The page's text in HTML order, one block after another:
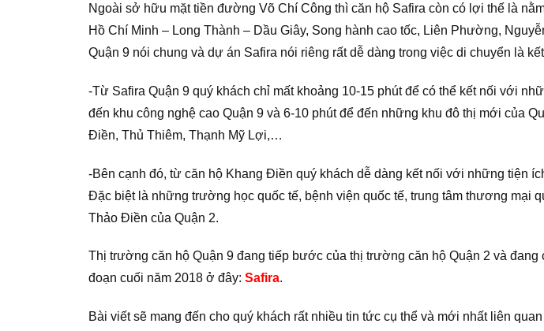
Ngoài sở hữu mặt tiền đường Võ Chí Công thì căn hộ Safira còn có lợi thế là
Hồ Chí Minh – Long Thành – Dầu Giây, Song hành cao tốc, Liên Phường,
Quận 9 nói chung và dự án Safira nói riêng rất dễ dàng trong việc di chuyển là
-Từ Safira Quận 9 quý khách chỉ mất khoảng 10-15 phút để có thể kết nối với
đến khu công nghệ cao Quận 9 và 6-10 phút để đến những khu đô thị mới của
Điền, Thủ Thiêm, Thạnh Mỹ Lợi,…
-Bên cạnh đó, từ căn hộ Khang Điền quý khách dễ dàng kết nối với những tiện
Đặc biệt là những trường học quốc tế, bệnh viện quốc tế, trung tâm thương mại
Thảo Điền của Quận 2.
Thị trường căn hộ Quận 9 đang tiếp bước của thị trường căn hộ Quận 2 và đang
đoạn cuối năm 2018 ở đây: Safira.
Bài viết sẽ mang đến cho quý khách rất nhiều tin tức cụ thể và mới nhất liên